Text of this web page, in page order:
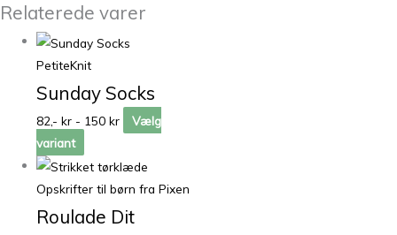
Relaterede varer
PetiteKnit
Sunday Socks
82,- kr - 150 kr
Vælg
variant
Opskrifter til børn fra Pixen
Roulade Dit